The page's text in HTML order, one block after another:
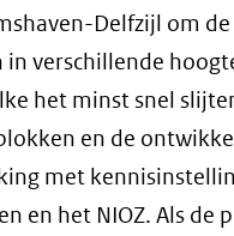
Delfzijl om de
verschillende
het minst snel
en de
met
en het NIOZ. Als de